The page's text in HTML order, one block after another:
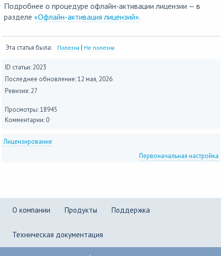
Подробнее о процедуре офлайн-активации лицензии — в
разделе «Офлайн-активация лицензий».
Эта статья была: Полезна | Не полезна
ID статьи: 2023
Последнее обновление:12 мая, 2026
Ревизия: 27
Просмотры: 18945
Комментарии: 0
Лицензирование
Первоначальная настройка
О компании Продукты Поддержка
Техническая документация